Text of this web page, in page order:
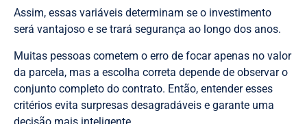
Assim, essas variáveis determinam se o investimento
será vantajoso e se trará segurança ao longo dos anos.
Muitas pessoas cometem o erro de focar apenas no valor
da parcela, mas a escolha correta depende de observar o
conjunto completo do contrato. Então, entender esses
critérios evita surpresas desagradáveis e garante uma